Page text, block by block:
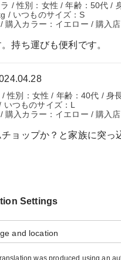
/ 性別：女性 / 年齢：50代 /
/ いつものサイズ：S
購入カラー：イエロー / 購入
持ち運びも便利です。
/ 性別：女性 / 年齢：40代 / 身
いつものサイズ：L
購入カラー：イエロー / 購入
ョップか？と家族に突っ
Settings
and location
was produced using an